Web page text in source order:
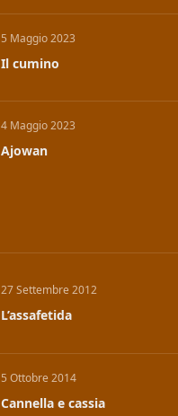
5 Maggio 2023
Il cumino
4 Maggio 2023
Ajowan
27 Settembre 2012
L’assafetida
5 Ottobre 2014
Cannella e cassia